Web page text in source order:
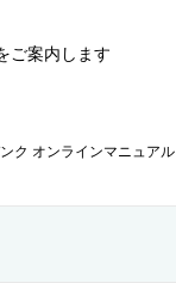
ご案内します
ク オンラインマニュアル